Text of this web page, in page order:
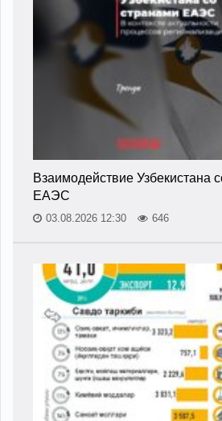
Взаимодействие Узбекистана
ЕАЭС
03.08.2026 12:30 646